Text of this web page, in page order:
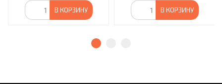
В КОРЗИНУ В КОРЗИНУ